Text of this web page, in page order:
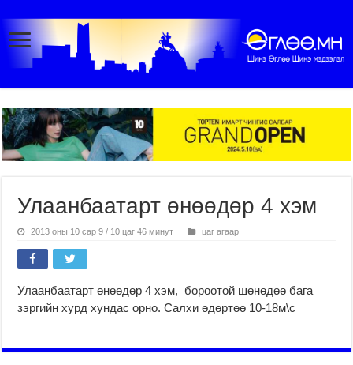
Улаанбаатарт өнөөдөр 4 хэм
2013 оны 10 сар 9 / 10 цаг 46 минут цаг агаар
Улаанбаатарт өнөөдөр 4 хэм, бороотой шөнөдөө бага
зэргийн хурд хундас орно. Салхи өдөртөө 10-18м\с